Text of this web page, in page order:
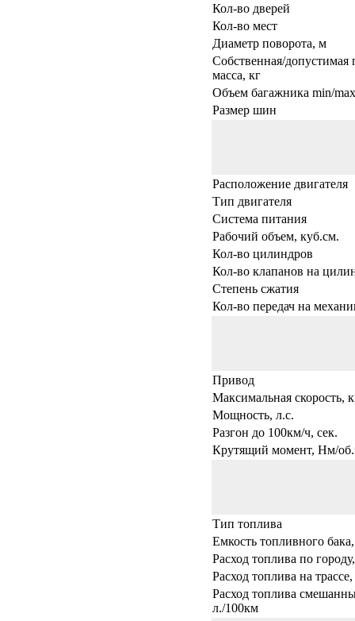
Кол-во дверей
Кол-во мест
Диаметр поворота, м
Собственная/допустимая
масса, кг
Объем багажника min/
Размер шин
Расположение двигателя
Тип двигателя
Система питания
Рабочий объем, куб.см.
Кол-во цилиндров
Кол-во клапанов на
Степень сжатия
Кол-во передач на
Привод
Максимальная скорость,
Мощность, л.с.
Разгон до 100км/ч, сек.
Крутящий момент, Нм/
Тип топлива
Емкость топливного
Расход топлива по
Расход топлива на
Расход топлива
л./100км